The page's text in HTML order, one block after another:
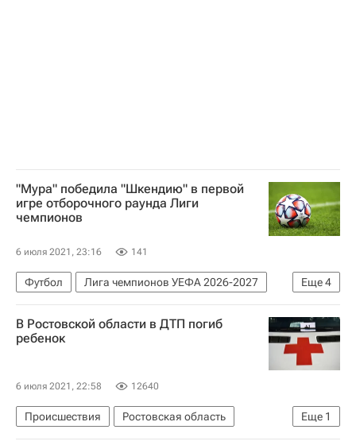
"Мура" победила "Шкендию" в первой
игре отборочного раунда Лиги
чемпионов
6 июля 2021, 23:16 141
Еще4
Футбол
Лига чемпионов УЕФА 2026-2027
Линкольн
Фола (Эш) Мура Шкендия
В Ростовской области в ДТП погиб
ребенок
6 июля 2021, 22:58 12640
Еще 1
Происшествия
Ростовская область
Россия